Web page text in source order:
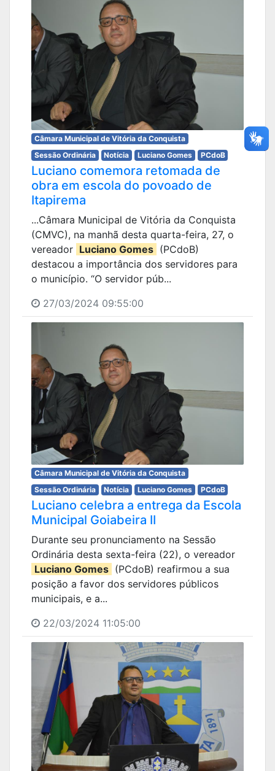
Câmara Municipal de Vitória da Conquista
Sessão Ordinária
Notícia Luciano Gomes PCdoB
Luciano comemora retomada de
obra em escola do povoado de
Itapirema
...Câmara Municipal de Vitória da Conquista
(CMVC), na manhã desta quarta-feira, 27, o
vereador Luciano Gomes (PCdoB)
destacou a importância dos servidores para
o município. “O servidor púb...
27/03/2024 09:55:00
Câmara Municipal de Vitória da Conquista
Sessão Ordinária
Notícia Luciano Gomes PCdoB
Luciano celebra a entrega da Escola
Municipal Goiabeira II
Durante seu pronunciamento na Sessão
Ordinária desta sexta-feira (22), o vereador
Luciano Gomes (PCdoB) reafirmou a sua
posição a favor dos servidores públicos
municipais, e a...
22/03/2024 11:05:00